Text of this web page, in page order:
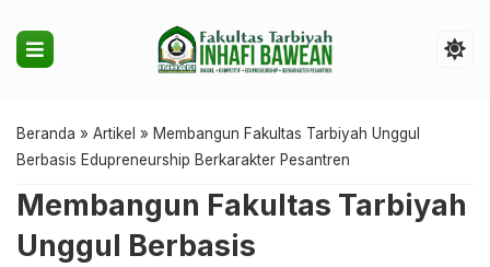
Beranda » Artikel » Membangun Fakultas Tarbiyah Unggul
Berbasis Edupreneurship Berkarakter Pesantren
Membangun Fakultas Tarbiyah
Unggul Berbasis